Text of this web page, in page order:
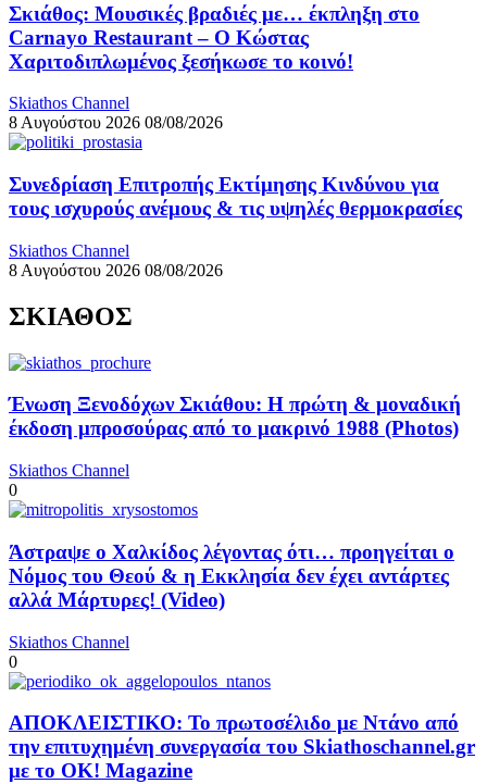
Σκιάθος: Μουσικές βραδιές με… έκπληξη στο
Carnayo Restaurant – Ο Κώστας
Χαριτοδιπλωμένος ξεσήκωσε το κοινό!
Skiathos Channel
8 Αυγούστου 2026 08/08/2026
Συνεδρίαση Επιτροπής Εκτίμησης Κινδύνου για
τους ισχυρούς ανέμους & τις υψηλές θερμοκρασίες
Skiathos Channel
8 Αυγούστου 2026 08/08/2026
ΣΚΙΑΘΟΣ
Ένωση Ξενοδόχων Σκιάθου: Η πρώτη & μοναδική
έκδοση μπροσούρας από το μακρινό 1988 (Photos)
Skiathos Channel
0
Άστραψε ο Χαλκίδος λέγοντας ότι… προηγείται ο
Νόμος του Θεού & η Εκκλησία δεν έχει αντάρτες
αλλά Μάρτυρες! (Video)
Skiathos Channel
0
ΑΠΟΚΛΕΙΣΤΙΚΟ: Το πρωτοσέλιδο με Ντάνο από
την επιτυχημένη συνεργασία του Skiathoschannel.gr
με το OK! Magazine